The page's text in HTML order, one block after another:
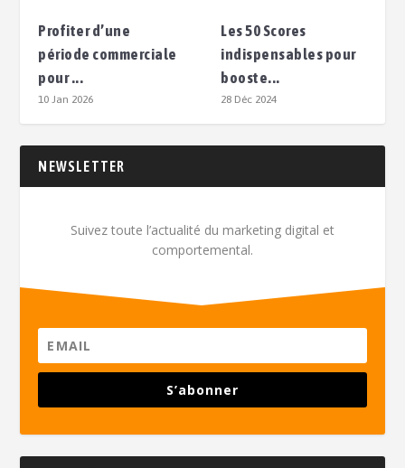
Profiter d’une
période commerciale
pour ...
10 Jan 2026
Les 50 Scores
indispensables pour
booste...
28 Déc 2024
NEWSLETTER
Suivez toute l’actualité du marketing digital et
comportemental.
S’abonner